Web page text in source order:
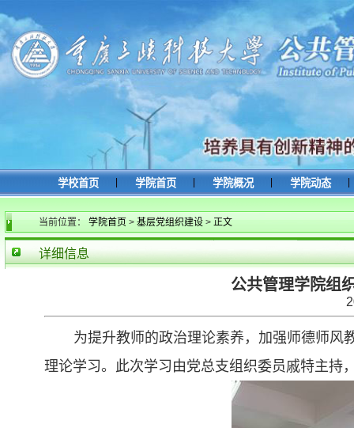
学校首页 学院首页 学院概况 学院动态
当前位置： 学院首页 > 基层党组织建设 > 正文
详细信息
公共管理学院组
为提升教师的政治理论素养，加强师德师风
理论学习。此次学习由党总支组织委员戚特主持